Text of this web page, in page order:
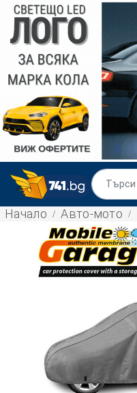
Начало Авто-мото